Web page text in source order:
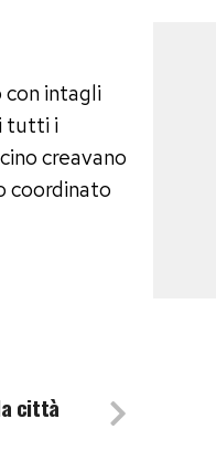
con intagli
tutti i
creavano
coordinato
città